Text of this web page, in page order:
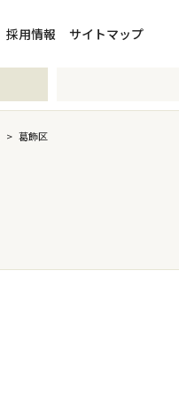
採用情報 サイトマップ
> 葛飾区